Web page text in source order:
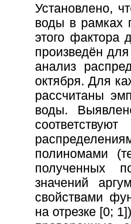
Установлено,
воды в рамках
этого фактора
произведён
анализ
октября. Для
рассчитаны
воды.
полиномами
полученных
значений
свойствами
на отрезке [0;